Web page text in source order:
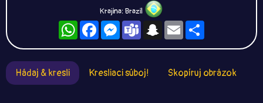
Krajina: Brazil
WhatsAppFacebookMessengerTeamsSnapchat
Email
Hádaj & kresli Kresliaci súboj! Skopíruj obrázok